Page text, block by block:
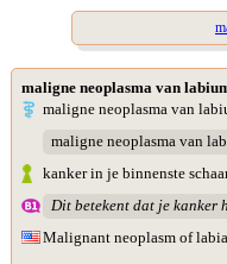
maligne neoplasma van
maligne neoplasma van
maligne neoplasma van
kanker in je binnenste
Dit betekent dat je kanker
Malignant neoplasm of